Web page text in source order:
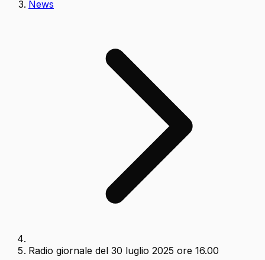
News
Radio giornale del 30 luglio 2025 ore 16.00